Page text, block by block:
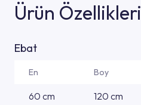
Ürün Özellikleri
Ebat
En Boy
60 cm 120 cm